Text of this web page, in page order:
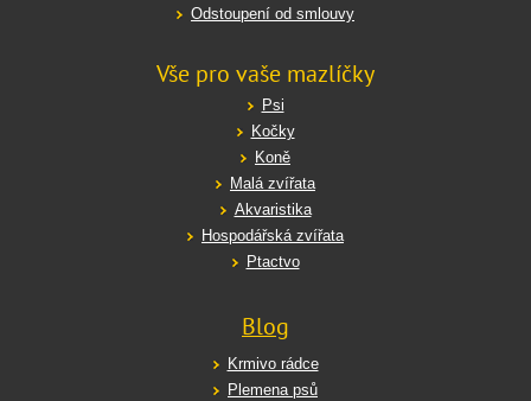
Odstoupení od smlouvy
Vše pro vaše mazlíčky
Psi
Kočky
Koně
Malá zvířata
Akvaristika
Hospodářská zvířata
Ptactvo
Blog
Krmivo rádce
Plemena psů